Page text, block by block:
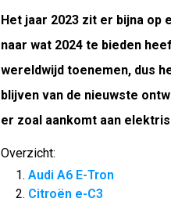
Het jaar 2023 zit er bijna op
naar wat 2024 te bieden
wereldwijd toenemen, dus
blijven van de nieuwste
er zoal aankomt aan
Overzicht:
Audi A6 E-Tron
Citroën e-C3